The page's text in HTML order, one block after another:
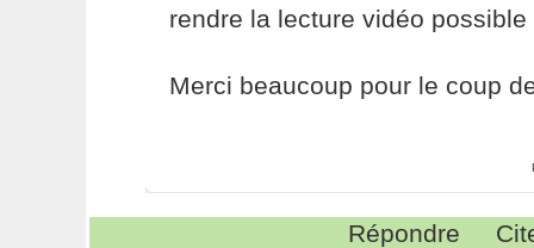
rendre la lecture vidéo
Merci beaucoup pour le coup
Répondre